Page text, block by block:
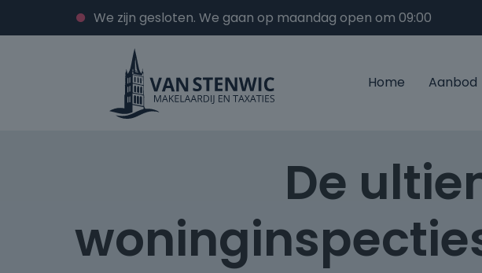
We zijn gesloten. We gaan op maandag open om 09:00
Home Aanbod
De